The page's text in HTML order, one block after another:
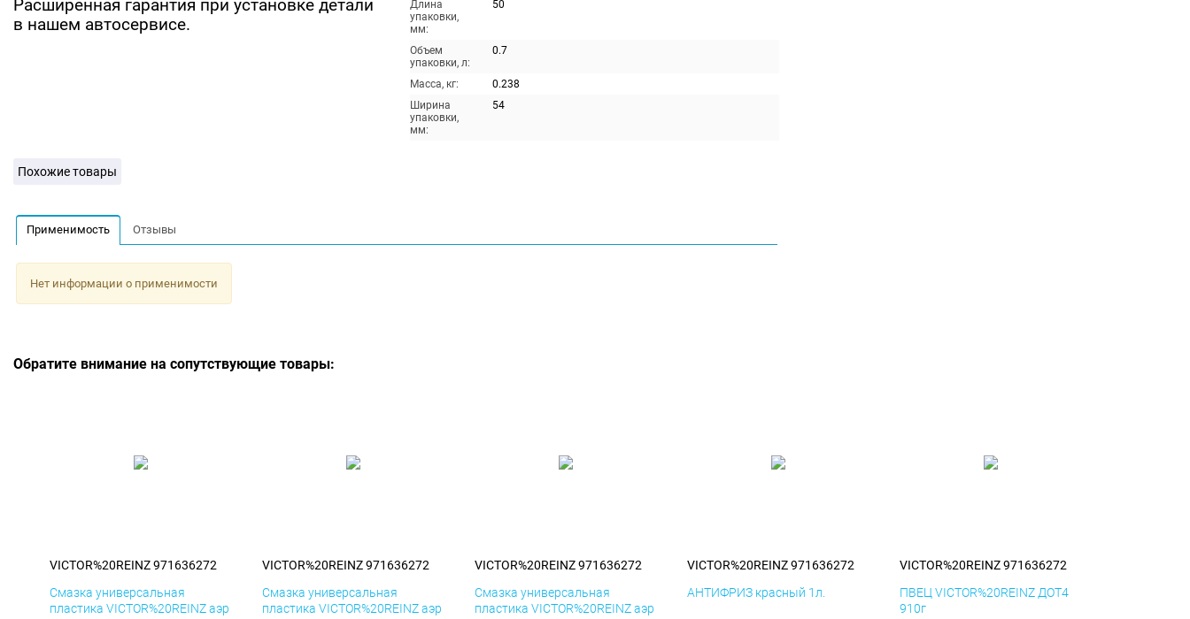
Расширенная гарантия при установке детали
в нашем автосервисе.
Длина
упаковки,
мм:
50
Объем
упаковки, л:
0.7
Масса, кг:
0.238
Ширина
упаковки,
мм:
54
Похожие товары
Применимость Отзывы
Нет информации о применимости
Обратите внимание на сопутствующие товары:
VICTOR%20REINZ 971636272
Смазка универсальная
пластика VICTOR%20REINZ аэр
VICTOR%20REINZ 971636272
Смазка универсальная
пластика VICTOR%20REINZ аэр
VICTOR%20REINZ 971636272
Смазка универсальная
пластика VICTOR%20REINZ аэр
VICTOR%20REINZ 971636272
АНТИФРИЗ красный 1л.
VICTOR%20REINZ 971636272
ПВЕЦ VICTOR%20REINZ ДОТ4
910г